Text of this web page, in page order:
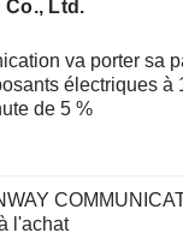
Ltd.
va porter sa
électriques à
de 5 %
l'achat